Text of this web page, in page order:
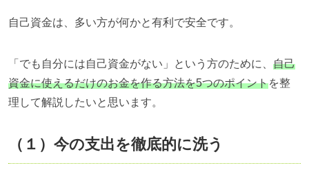
自己資金は、多い方が何かと有利で安全です。
「でも自分には自己資金がない」という方のために、 自己
資金に使えるだけのお金を作る方法を5つのポイントを整
理して解説したいと思います。
（１）今の支出を徹底的に洗う